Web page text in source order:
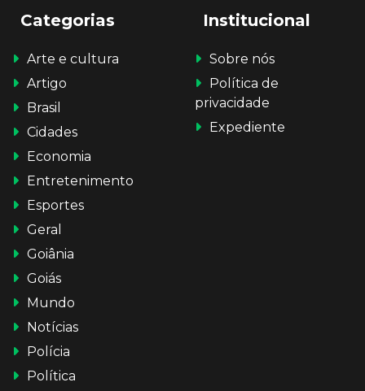
Categorias
Arte e cultura
Artigo
Brasil
Cidades
Economia
Entretenimento
Esportes
Geral
Goiânia
Goiás
Mundo
Notícias
Polícia
Política
Institucional
Sobre nós
Política de
privacidade
Expediente